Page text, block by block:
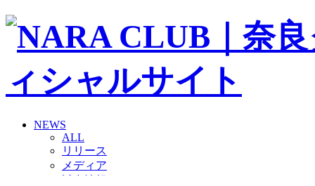
NEWS
ALL
リリース
メディア